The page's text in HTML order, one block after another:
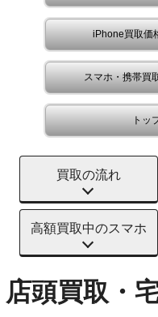
iPhone買取価
スマホ・携帯買
トッ
買取の流れ
高額買取中のスマホ
店頭買取・